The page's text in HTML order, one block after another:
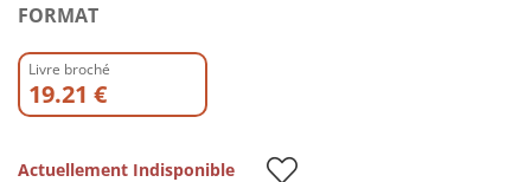
FORMAT
Livre broché
19.21 €
Actuellement Indisponible